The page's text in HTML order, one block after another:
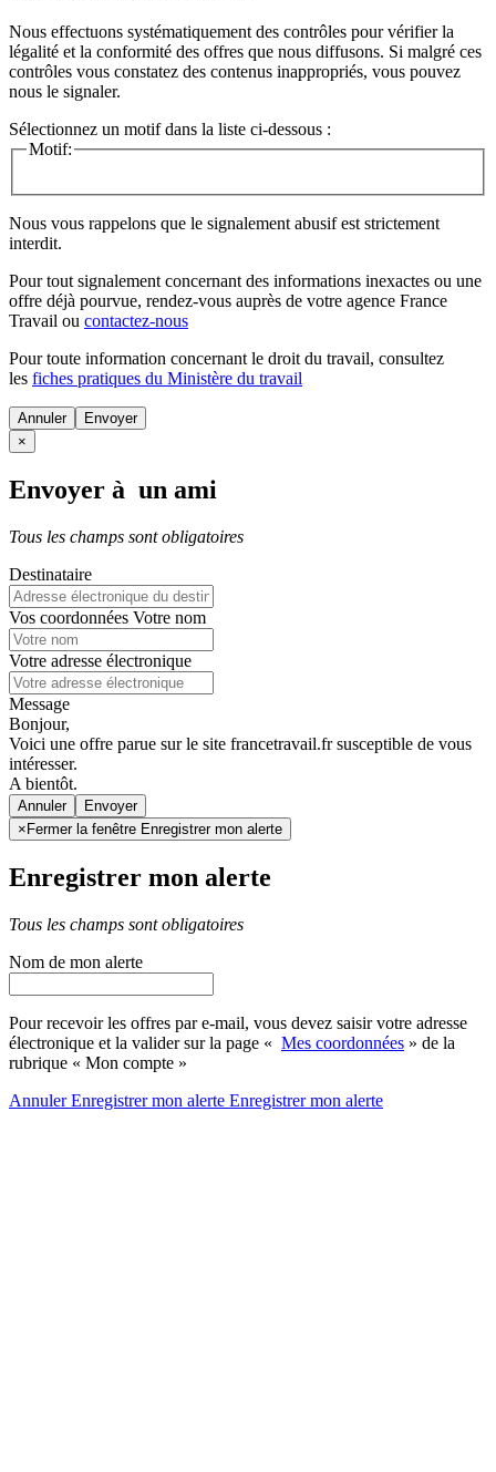
Nous effectuons systématiquement des contrôles pour vérifier la
légalité et la conformité des offres que nous diffusons. Si malgré ces
contrôles vous constatez des contenus inappropriés, vous pouvez
nous le signaler.
Sélectionnez un motif dans la liste ci-dessous :
Motif:
Nous vous rappelons que le signalement abusif est strictement
interdit.
Pour tout signalement concernant des informations inexactes ou une
offre déjà pourvue, rendez-vous auprès de votre agence France
Travail ou contactez-nous
Pour toute information concernant le droit du travail, consultez
les fiches pratiques du Ministère du travail
Annuler
×
Envoyer à un ami
Tous les champs sont obligatoires
Destinataire
Vos coordonnées Votre nom
Votre adresse électronique
Message
Bonjour,
Voici une offre parue sur le site francetravail.fr susceptible de vous
intéresser.
A bientôt.
Annuler
× Fermer la fenêtre Enregistrer mon alerte
Enregistrer mon alerte
Tous les champs sont obligatoires
Nom de mon alerte
Pour recevoir les offres par e-mail, vous devez saisir votre adresse
électronique et la valider sur la page « Mes coordonnées » de la
rubrique « Mon compte »
AnnulerEnregistrer mon alerte Enregistrermon alerte